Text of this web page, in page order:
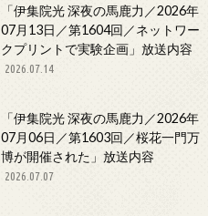
「伊集院光 深夜の馬鹿力／2026年
07月13日／第1604回／ネットワー
クプリントで実験企画」放送内容
2026.07.14
「伊集院光 深夜の馬鹿力／2026年
07月06日／第1603回／桜花一門万
博が開催された」放送内容
2026.07.07